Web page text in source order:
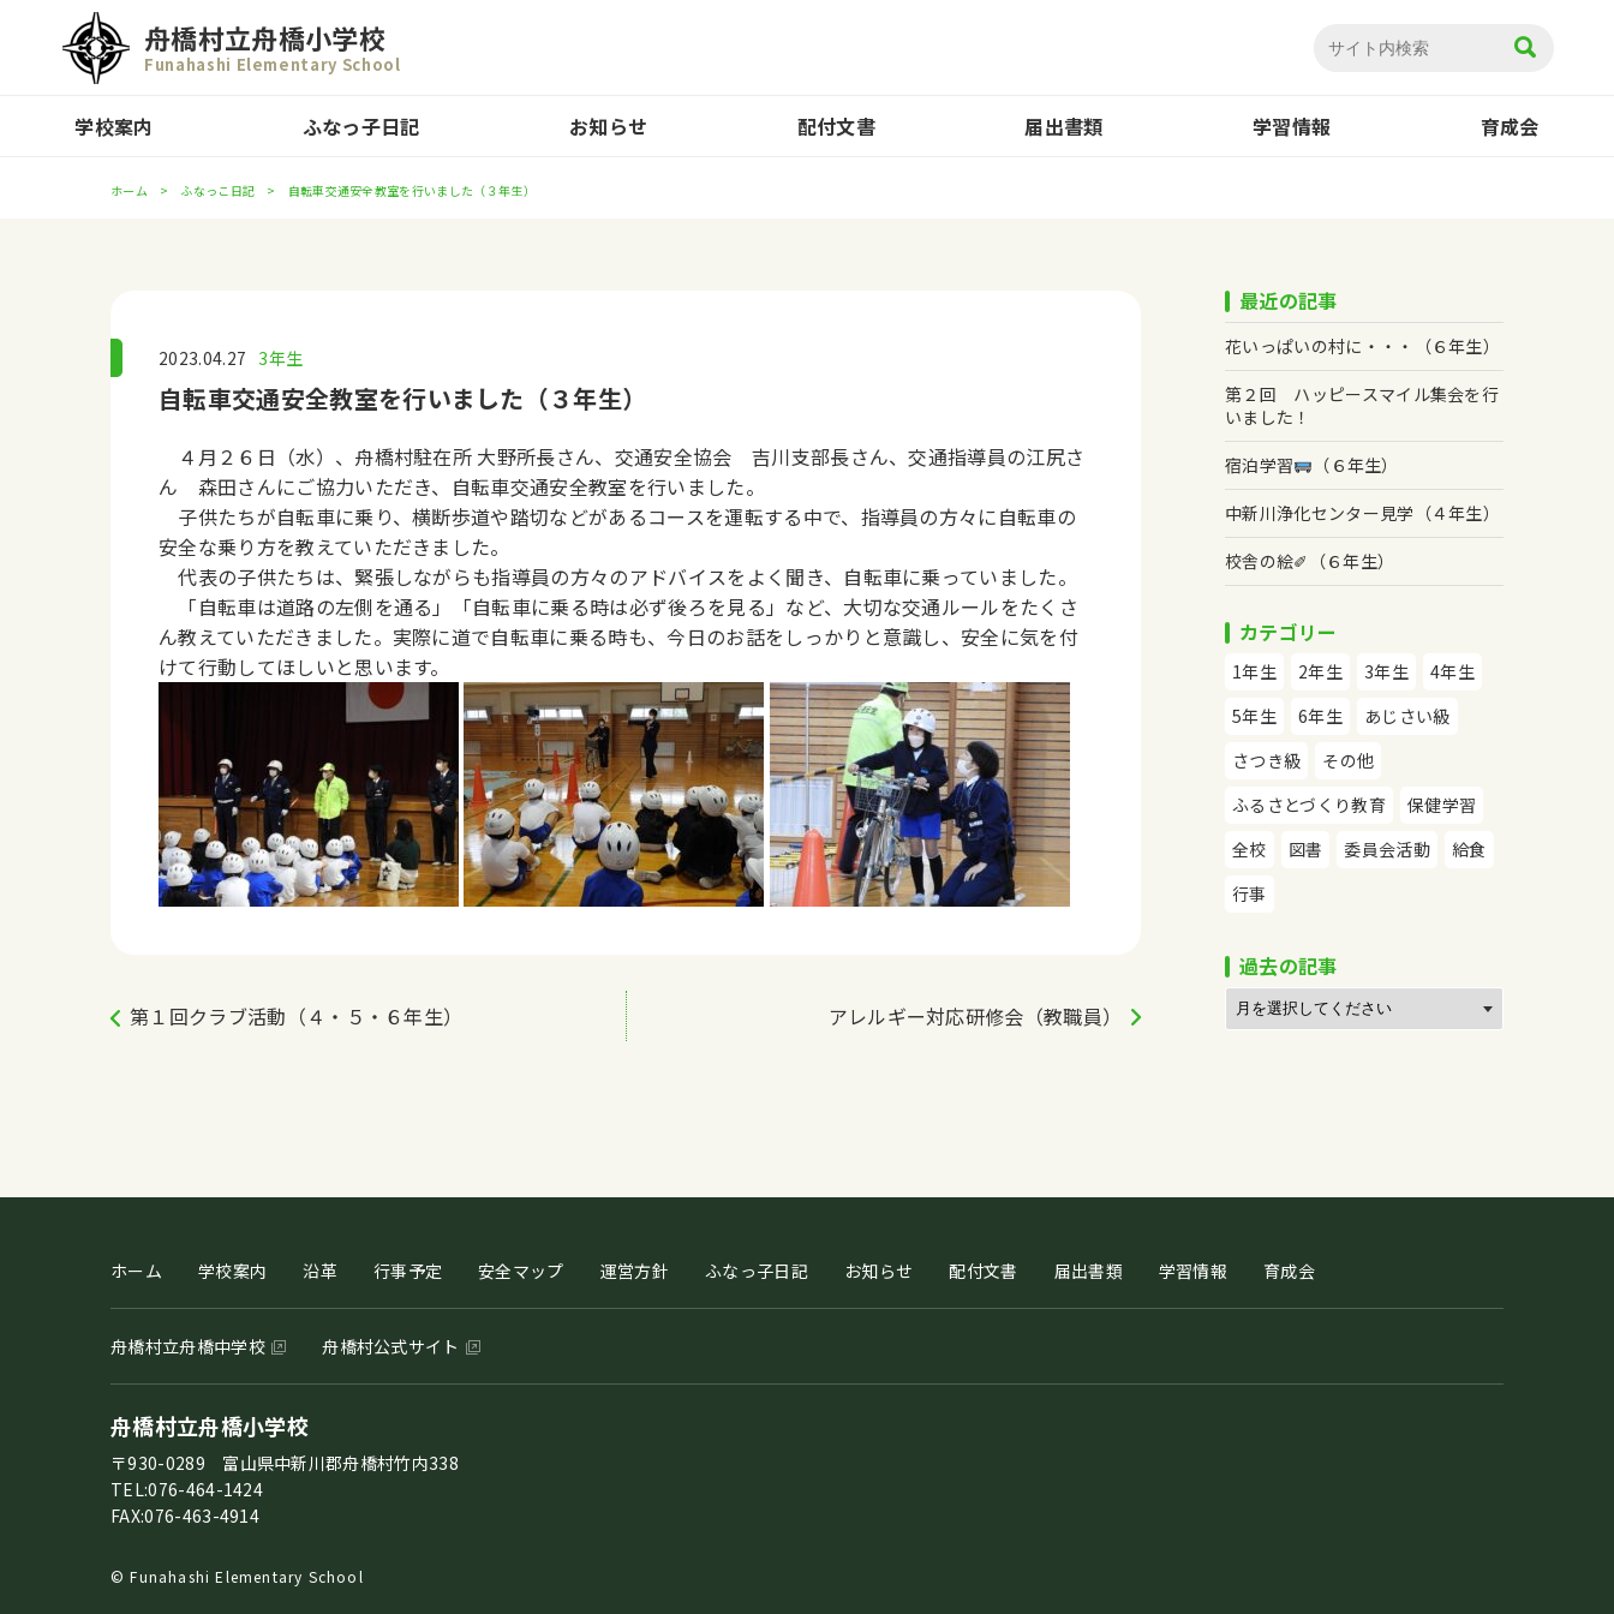
舟橋村立舟橋小学校
Funahashi Elementary School
学校案内 ふなっ子日記 お知らせ 配付文書 届出書類 学習情報 育成会
ホーム ふなっこ日記 自転車交通安全教室を行いました（３年生）
2023.04.27 3年生
自転車交通安全教室を行いました（３年生）
４月２６日（水）、舟橋村駐在所 大野所長さん、交通安全協会 吉川支部長さん、交通指導員の江尻さ
ん 森田さんにご協力いただき、自転車交通安全教室を行いました。
子供たちが自転車に乗り、横断歩道や踏切などがあるコースを運転する中で、指導員の方々に自転車の
安全な乗り方を教えていただきました。
代表の子供たちは、緊張しながらも指導員の方々のアドバイスをよく聞き、自転車に乗っていました。
「自転車は道路の左側を通る」「自転車に乗る時は必ず後ろを見る」など、大切な交通ルールをたくさ
ん教えていただきました。実際に道で自転車に乗る時も、今日のお話をしっかりと意識し、安全に気を付
けて行動してほしいと思います。
第１回クラブ活動（４・５・６年生） アレルギー対応研修会（教職員）
最近の記事
花いっぱいの村に・・・（６年生）
第２回 ハッピースマイル集会を行
いました！
宿泊学習
（６年生）
中新川浄化センター見学（４年生）
校舎の絵✐（６年生）
カテゴリー
1年生 2年生 3年生
4年生
5年生
6年生
あじさい級
さつき級
その他
ふるさとづくり教育
保健学習
全校
図書 委員会活動
給食
行事
過去の記事
ホーム 学校案内 沿革 行事予定 安全マップ 運営方針 ふなっ子日記 お知らせ 配付文書 届出書類 学習情報 育成会
舟橋村立舟橋中学校 舟橋村公式サイト
舟橋村立舟橋小学校
〒930-0289 富山県中新川郡舟橋村竹内338
TEL:076-464-1424
FAX:076-463-4914
© Funahashi Elementary School